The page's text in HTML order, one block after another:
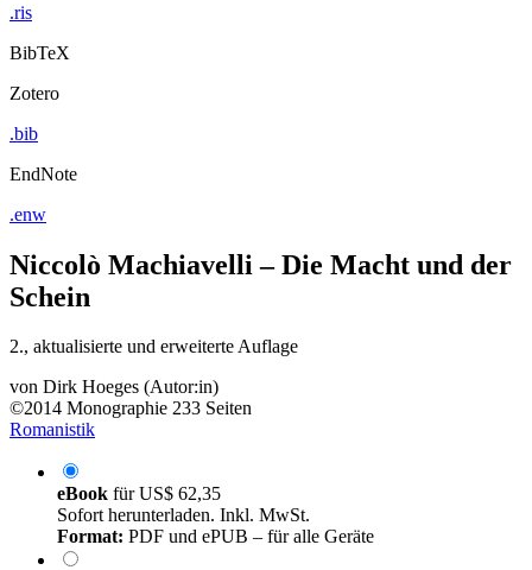
.ris
BibTeX
Zotero
.bib
EndNote
.enw
Niccolò Machiavelli – Die Macht und der
Schein
2., aktualisierte und erweiterte Auflage
von Dirk Hoeges (Autor:in)
©2014 Monographie 233 Seiten
Romanistik
eBook fürUS$ 62,35
Sofort herunterladen. Inkl. MwSt.
Format: PDF und ePUB – für alle Geräte